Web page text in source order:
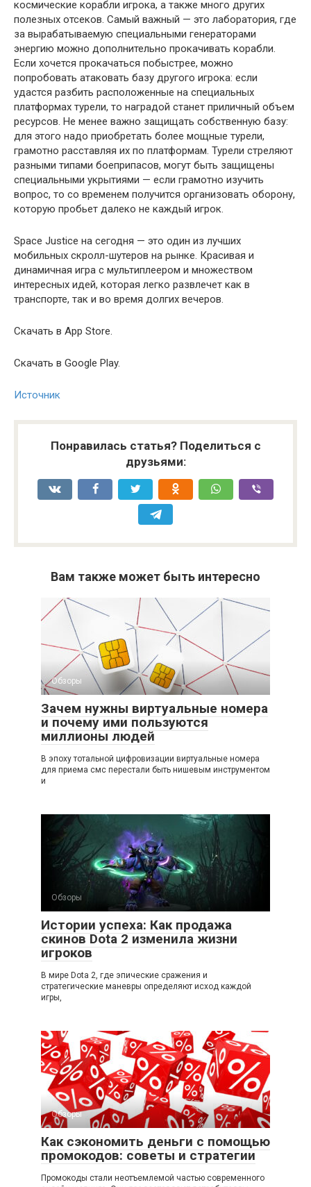
космические корабли игрока, а также много других
полезных отсеков. Самый важный — это лаборатория, где
за вырабатываемую специальными генераторами
энергию можно дополнительно прокачивать корабли.
Если хочется прокачаться побыстрее, можно
попробовать атаковать базу другого игрока: если
удастся разбить расположенные на специальных
платформах турели, то наградой станет приличный объем
ресурсов. Не менее важно защищать собственную базу:
для этого надо приобретать более мощные турели,
грамотно расставляя их по платформам. Турели стреляют
разными типами боеприпасов, могут быть защищены
специальными укрытиями — если грамотно изучить
вопрос, то со временем получится организовать оборону,
которую пробьет далеко не каждый игрок.
Space Justice на сегодня — это один из лучших
мобильных скролл-шутеров на рынке. Красивая и
динамичная игра с мультиплеером и множеством
интересных идей, которая легко развлечет как в
транспорте, так и во время долгих вечеров.
Скачать в App Store.
Скачать в Google Play.
Источник
Понравилась статья? Поделиться с
друзьями:
Вам также может быть интересно
Обзоры
Зачем нужны виртуальные номера
и почему ими пользуются
миллионы людей
В эпоху тотальной цифровизации виртуальные номера
для приема смс перестали быть нишевым инструментом
и
Обзоры
Истории успеха: Как продажа
скинов Dota 2 изменила жизни
игроков
В мире Dota 2, где эпические сражения и
стратегические маневры определяют исход каждой
игры,
Обзоры
Как сэкономить деньги с помощью
промокодов: советы и стратегии
Промокоды стали неотъемлемой частью современного